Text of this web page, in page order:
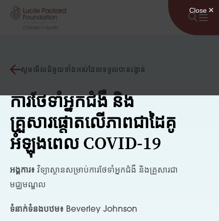
រំលងទៅមាតិកា
សូមមើលជំនួយទាំងអស់ដែលទទួលបានរង្វាន់
ការថែទាំអ្នកជំងឺ និង
គ្រួសារផ្តោតលើភាពជាដៃគូ
អំឡុងពេល COVID-19
អង្គការ៖ វិទ្យាស្ថានសម្រាប់ការថែទាំអ្នកជំងឺ និងគ្រួសារជា
មជ្ឈមណ្ឌល
ទំនាក់ទំនងបឋម៖ Beverley Johnson